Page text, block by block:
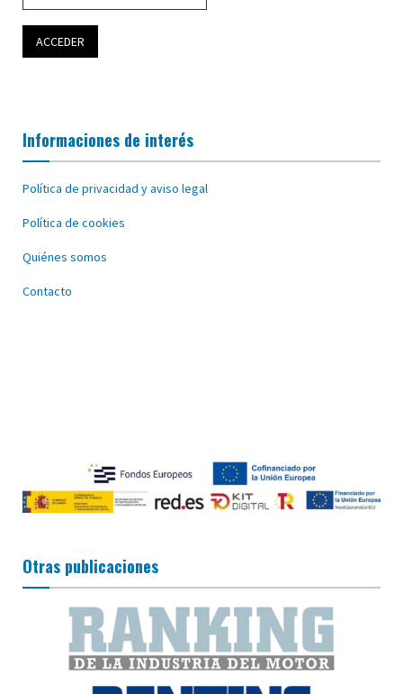
Informaciones de interés
Política de privacidad y aviso legal
Política de cookies
Quiénes somos
Contacto
Otras publicaciones